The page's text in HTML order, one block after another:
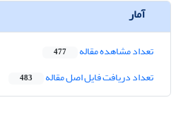
آمار
تعداد مشاهده مقاله 477
تعداد دریافت فایل اصل مقاله 483